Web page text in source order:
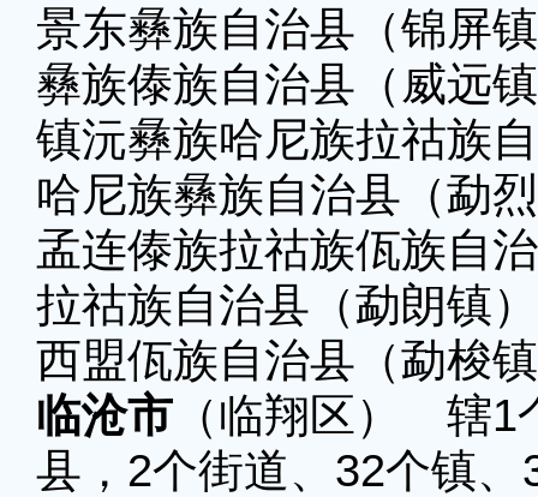
景东彝族自治
彝族傣族自治县（威远
镇沅彝族哈尼族拉
哈尼族彝族自治县（勐
孟连傣族拉祜族佤
拉祜族自治县（勐朗镇）
西盟佤族自治县（勐梭
临沧市 （临翔区） 辖1
县，2个街道、32个镇